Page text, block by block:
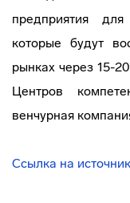
предприятия
которые будут
рынках через 15-
Центров
венчурная
Ссылка на источник